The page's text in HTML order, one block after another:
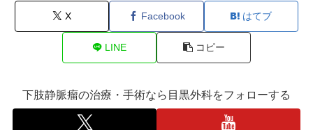
X Facebook はてブ
LINE コピー
下肢静脈瘤の治療・手術なら目黒外科をフォローする